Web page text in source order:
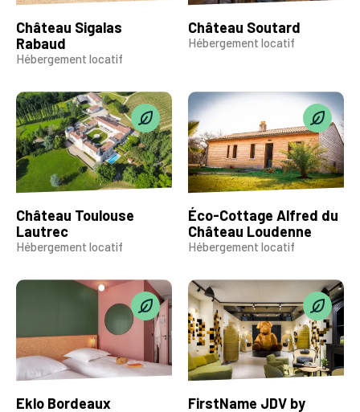
Château Sigalas
Rabaud
Hébergement locatif
Château Soutard
Hébergement locatif
Château Toulouse
Lautrec
Hébergement locatif
Éco-Cottage Alfred du
Château Loudenne
Hébergement locatif
Eklo Bordeaux
FirstName JDV by